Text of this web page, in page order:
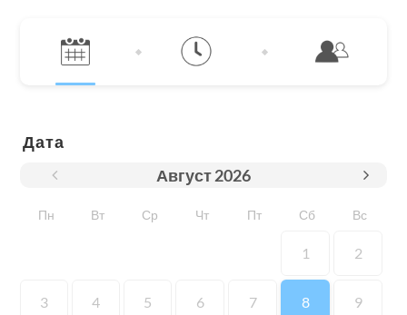
Дата
Август2026
Пн Вт Ср Чт Пт Сб Вс
1 2
3 4 5 6 7 8 9